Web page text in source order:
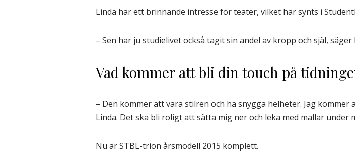
Linda har ett brinnande intresse för teater, vilket har synts i
– Sen har ju studielivet också tagit sin andel av kropp och själ,
Vad kommer att bli din touch på
– Den kommer att vara stilren och ha snygga helheter. Jag
Linda. Det ska bli roligt att sätta mig ner och leka med mallar under
Nu är STBL-trion årsmodell 2015 komplett.